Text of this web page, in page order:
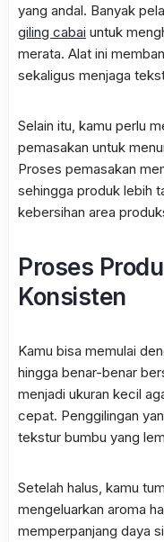
yang andal. Banyak
giling cabai untuk
merata. Alat ini
sekaligus menjaga
Selain itu, kamu perlu
pemasakan untuk
Proses pemasakan
sehingga produk lebih
kebersihan area
Proses
Konsisten
Kamu bisa memulai
hingga benar-benar
menjadi ukuran kecil
cepat. Penggilingan
tekstur bumbu yang
Setelah halus, kamu
mengeluarkan aroma
memperpanjang daya